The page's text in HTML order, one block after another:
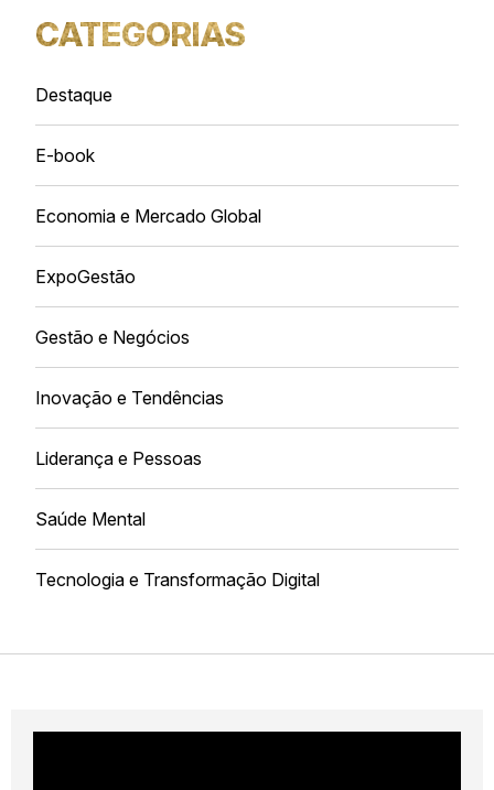
CATEGORIAS
Destaque
E-book
Economia e Mercado Global
ExpoGestão
Gestão e Negócios
Inovação e Tendências
Liderança e Pessoas
Saúde Mental
Tecnologia e Transformação Digital